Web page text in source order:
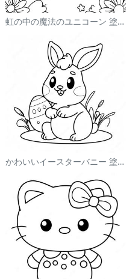
虹の中の魔法のユニコーン 塗り絵
かわいいイースターバニー 塗り絵